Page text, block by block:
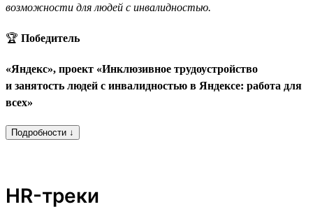
возможности для людей с инвалидностью.
🏆 Победитель
«Яндекс», проект «Инклюзивное трудоустройство
и занятость людей с инвалидностью в Яндексе: работа для
всех»
Подробности ↓
HR-треки